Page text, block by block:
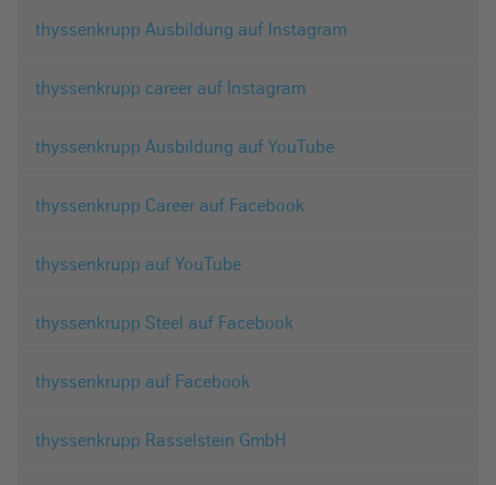
thyssenkrupp Ausbildung auf Instagram
thyssenkrupp career auf Instagram
thyssenkrupp Ausbildung auf YouTube
thyssenkrupp Career auf Facebook
thyssenkrupp auf YouTube
thyssenkrupp Steel auf Facebook
thyssenkrupp auf Facebook
thyssenkrupp Rasselstein GmbH